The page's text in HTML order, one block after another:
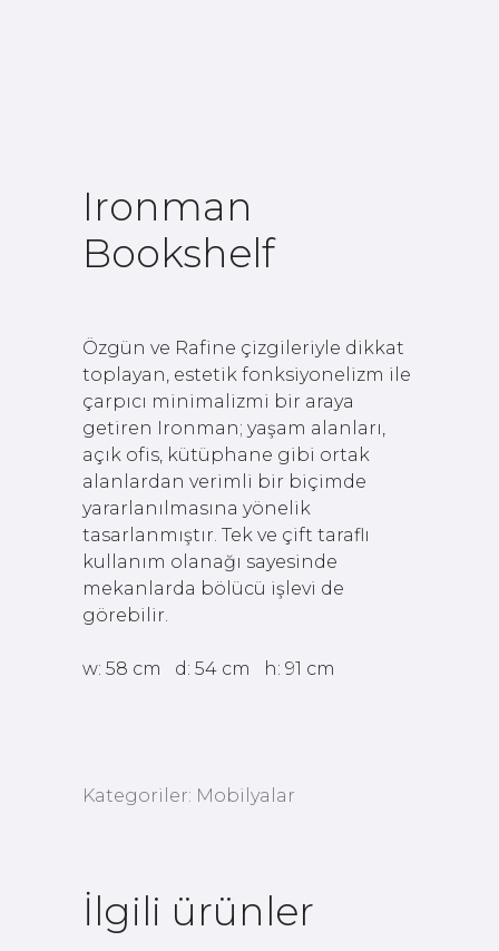
Ironman
Bookshelf
Özgün ve Rafine çizgileriyle dikkat
toplayan, estetik fonksiyonelizm ile
çarpıcı minimalizmi bir araya
getiren Ironman; yaşam alanları,
açık ofis, kütüphane gibi ortak
alanlardan verimli bir biçimde
yararlanılmasına yönelik
tasarlanmıştır. Tek ve çift taraflı
kullanım olanağı sayesinde
mekanlarda bölücü işlevi de
görebilir.
w: 58 cm d: 54 cm h: 91 cm
Kategoriler: Mobilyalar
İlgili ürünler